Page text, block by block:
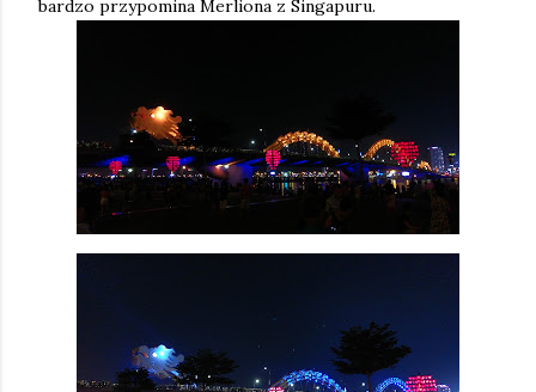
bardzo przypomina Merliona z Singapuru.